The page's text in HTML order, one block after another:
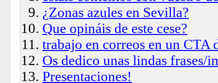
¿Zonas azules en Sevilla?
Que opináis de este cese?
trabajo en correos en un CTA
Os dedico unas lindas frases/
Presentaciones!